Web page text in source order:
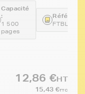
Capacité
:
1 500
pages
12,86 €HT
15,43 €TTC